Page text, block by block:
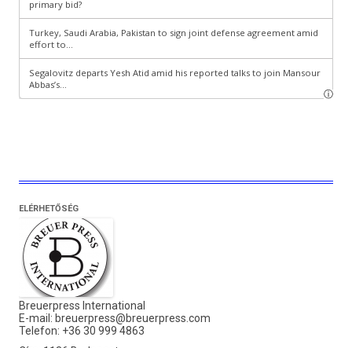
ELÉRHETŐSÉG
Breuerpress International
E-mail: breuerpress@breuerpress.com
Telefon: +36 30 999 4863